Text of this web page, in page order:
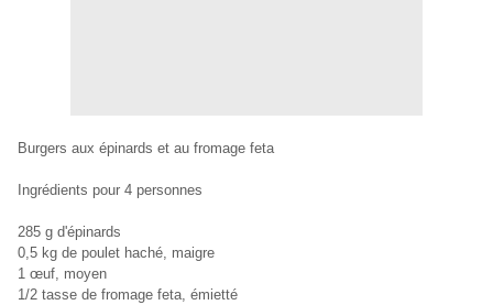
Burgers aux épinards et au fromage feta
Ingrédients pour 4 personnes
285 g d'épinards
0,5 kg de poulet haché, maigre
1 œuf, moyen
1/2 tasse de fromage feta, émietté